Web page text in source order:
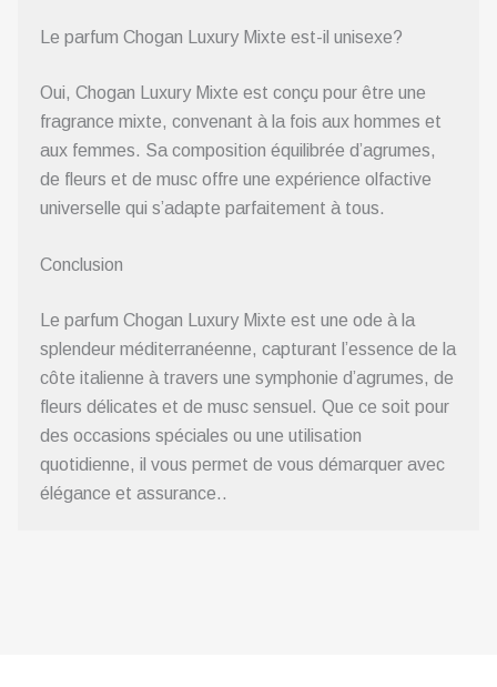
Le parfum Chogan Luxury Mixte est-il unisexe?
Oui, Chogan Luxury Mixte est conçu pour être une
fragrance mixte, convenant à la fois aux hommes et
aux femmes. Sa composition équilibrée d’agrumes,
de fleurs et de musc offre une expérience olfactive
universelle qui s’adapte parfaitement à tous.
Conclusion
Le parfum Chogan Luxury Mixte est une ode à la
splendeur méditerranéenne, capturant l’essence de la
côte italienne à travers une symphonie d’agrumes, de
fleurs délicates et de musc sensuel. Que ce soit pour
des occasions spéciales ou une utilisation
quotidienne, il vous permet de vous démarquer avec
élégance et assurance..